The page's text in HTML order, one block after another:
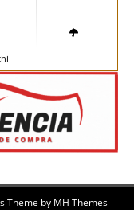
- -
Theme by MH Themes